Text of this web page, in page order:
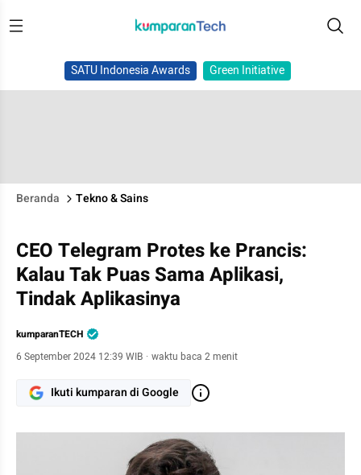
SATU Indonesia Awards Green Initiative
Beranda Tekno & Sains
CEO Telegram Protes ke Prancis:
Kalau Tak Puas Sama Aplikasi,
Tindak Aplikasinya
kumparanTECH
6 September 2024 12:39 WIB · waktu baca 2 menit
Ikuti kumparan di Google